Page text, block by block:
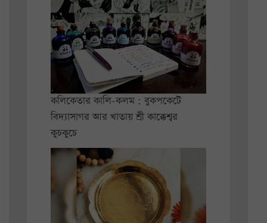
কলিকেতার কালি-কলম : বুকপকেটে
বিদ্যাসাগর আর খাতায় শ্রী কাক্কেশ্বর
কুচকুচে